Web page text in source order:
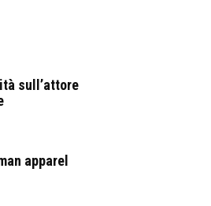
sull’attore
apparel